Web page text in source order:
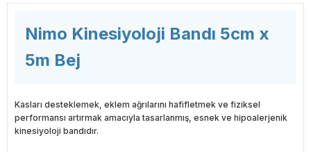
Nimo Kinesiyoloji Bandı 5cm x
5m Bej
Kasları desteklemek, eklem ağrılarını hafifletmek ve fiziksel
performansı artırmak amacıyla tasarlanmış, esnek ve hipoalerjenik
kinesiyoloji bandıdır.